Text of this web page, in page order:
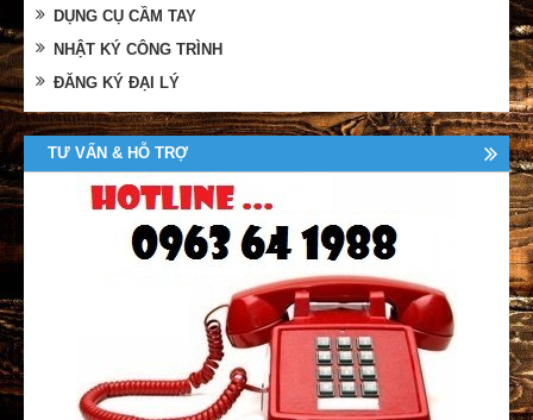
DỤNG CỤ CẦM TAY
NHẬT KÝ CÔNG TRÌNH
ĐĂNG KÝ ĐẠI LÝ
TƯ VẤN & HỖ TRỢ